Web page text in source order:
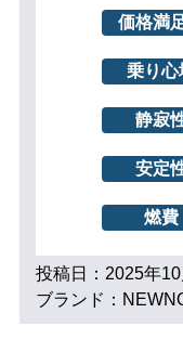
価格満
乗り心
静寂
安定
燃費
投稿日：2025年10
ブランド：